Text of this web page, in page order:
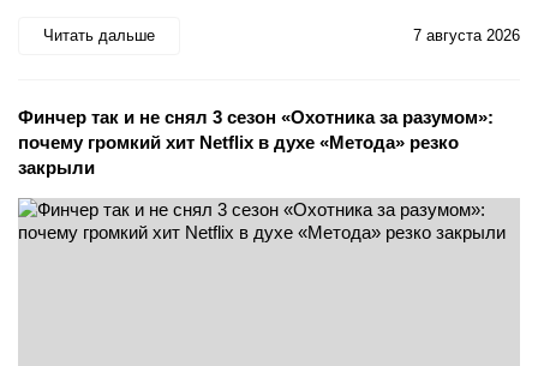
Читать дальше 7 августа 2026
Финчер так и не снял 3 сезон «Охотника за разумом»:
почему громкий хит Netflix в духе «Метода» резко
закрыли